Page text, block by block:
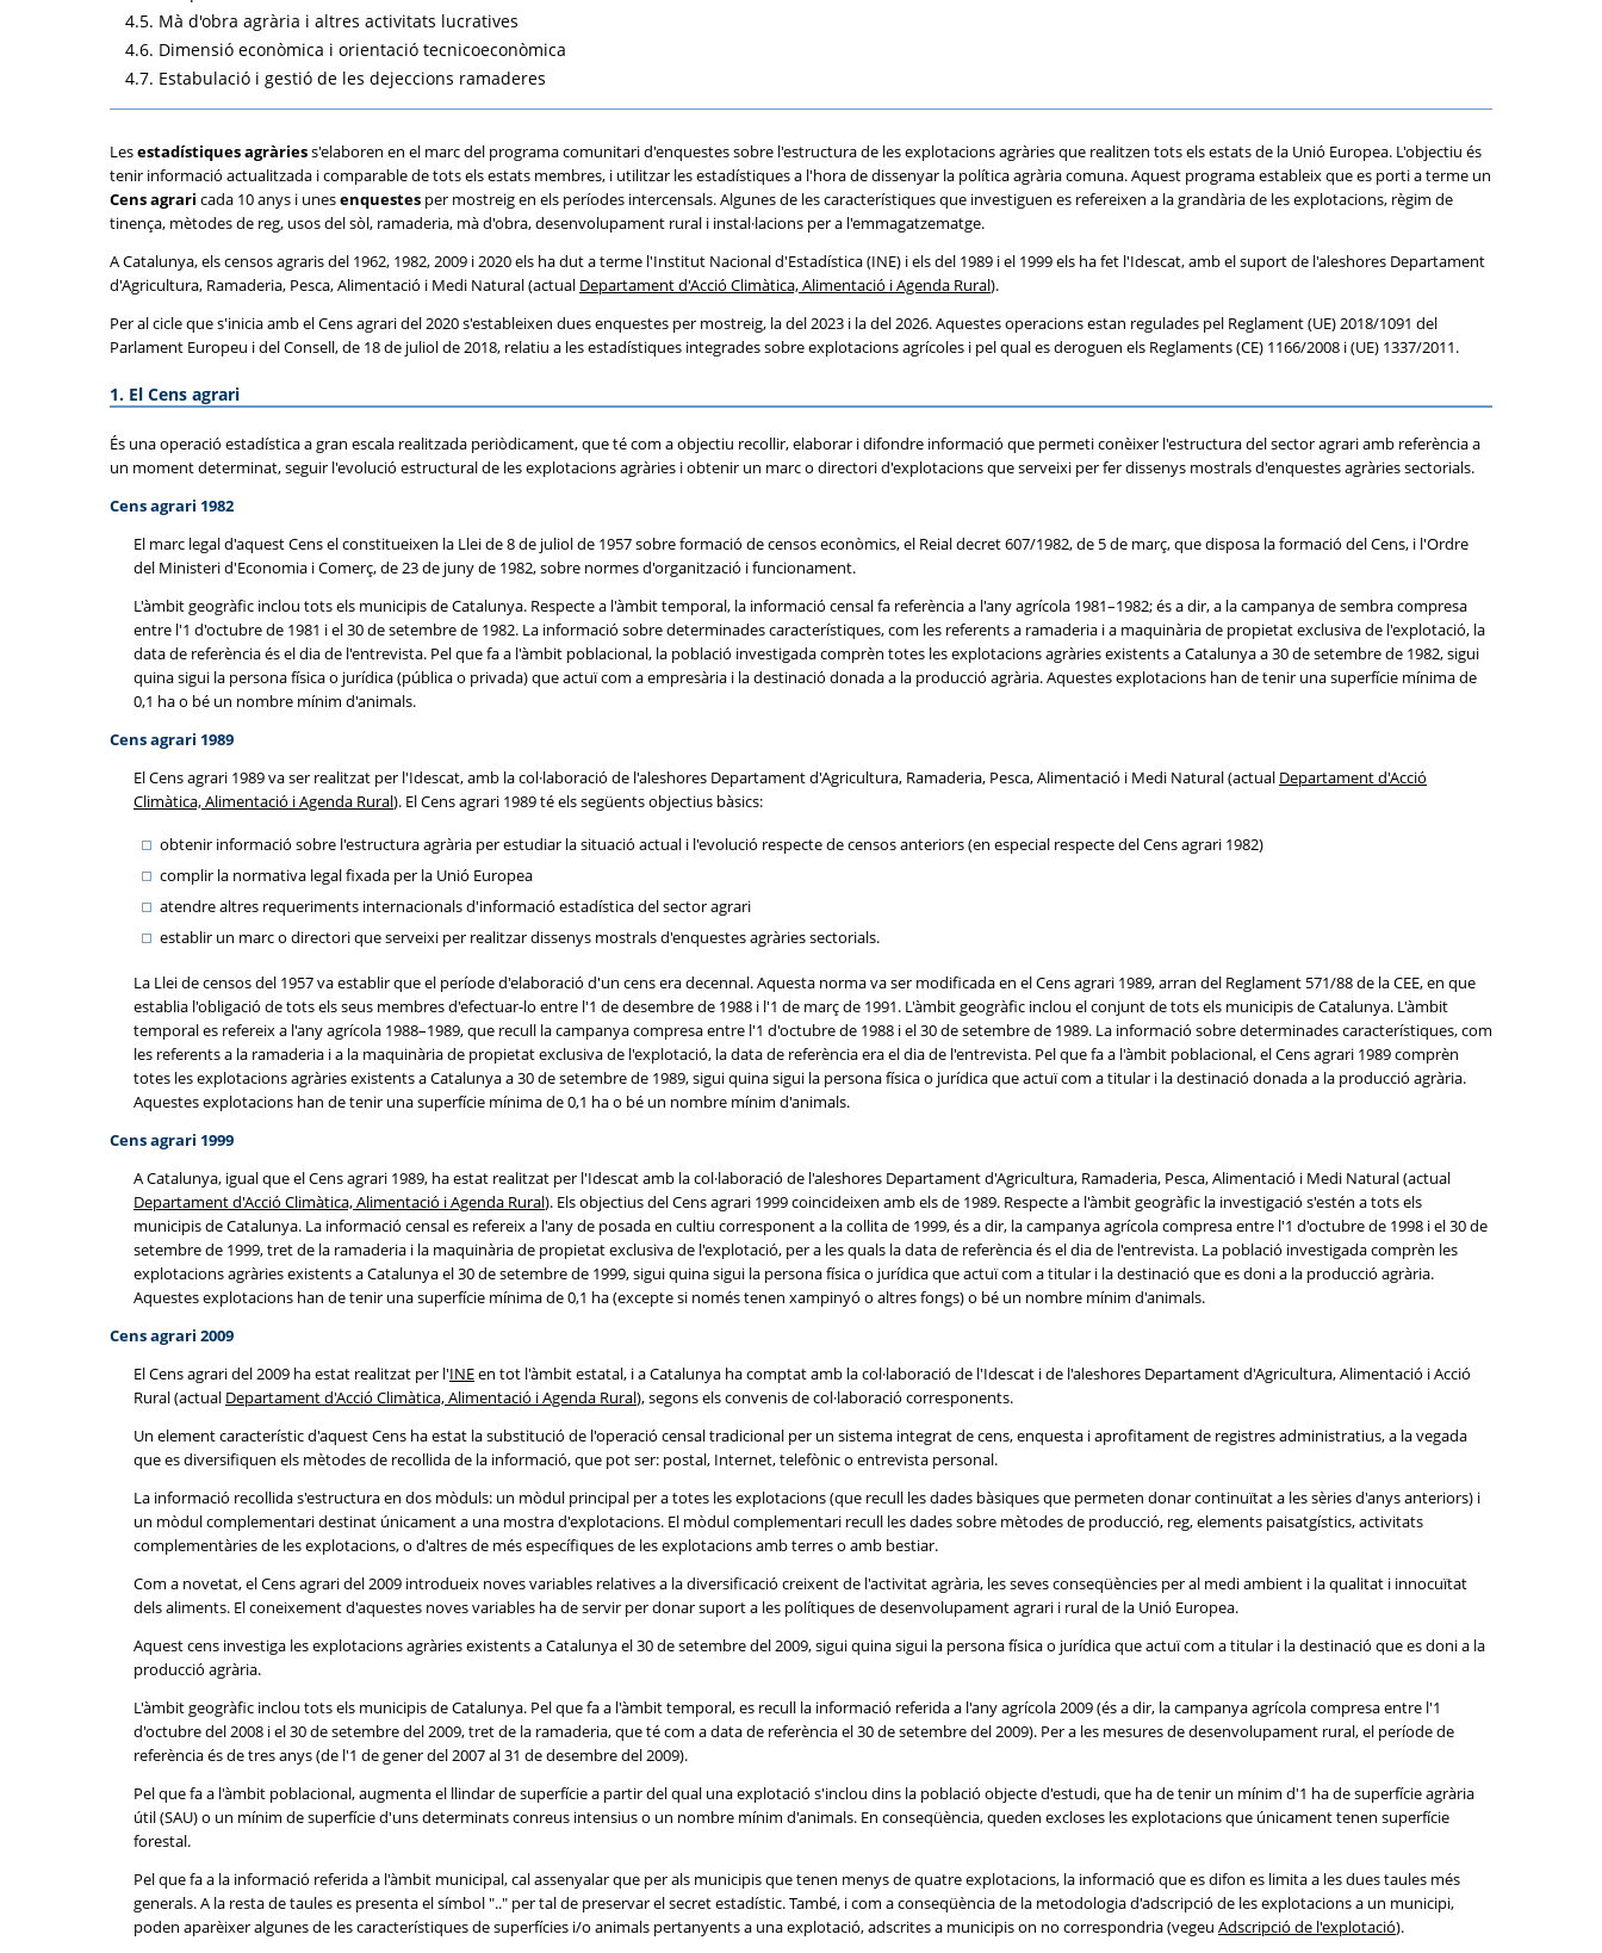
4.5. Mà d'obra agrària i altres activitats lucratives
4.6. Dimensió econòmica i orientació tecnicoeconòmica
4.7. Estabulació i gestió de les dejeccions ramaderes
Lesestadístiques agràriess'elaboren en el marc del programa comunitari d'enquestes sobre l'estructura de les explotacions agràries que realitzen tots els estats de la Unió Europea. L'objectiu és
tenir informació actualitzada i comparable de tots els estats membres, i utilitzar les estadístiques a l'hora de dissenyar la política agrària comuna. Aquest programa estableix que es porti a terme un
Cens agrari cada 10 anys i unesenquestes per mostreig en els períodes intercensals. Algunes de les característiques que investiguen es refereixen a la grandària de les explotacions, règim de
tinença, mètodes de reg, usos del sòl, ramaderia, mà d'obra, desenvolupament rural i instal·lacions per a l'emmagatzematge.
A Catalunya, els censos agraris del 1962, 1982, 2009 i 2020 els ha dut a terme l'Institut Nacional d'Estadística (INE) i els del 1989 i el 1999 els ha fet l'Idescat, amb el suport de l'aleshores Departament
d'Agricultura, Ramaderia, Pesca, Alimentació i Medi Natural (actual Departament d'Acció Climàtica, Alimentació i Agenda Rural).
Per al cicle que s'inicia amb el Cens agrari del 2020 s'estableixen dues enquestes per mostreig, la del 2023 i la del 2026. Aquestes operacions estan regulades pel Reglament (UE) 2018/1091 del
Parlament Europeu i del Consell, de 18 de juliol de 2018, relatiu a les estadístiques integrades sobre explotacions agrícoles i pel qual es deroguen els Reglaments (CE) 1166/2008 i (UE) 1337/2011.
1. El Cens agrari
És una operació estadística a gran escala realitzada periòdicament, que té com a objectiu recollir, elaborar i difondre informació que permeti conèixer l'estructura del sector agrari amb referència a
un moment determinat, seguir l'evolució estructural de les explotacions agràries i obtenir un marc o directori d'explotacions que serveixi per fer dissenys mostrals d'enquestes agràries sectorials.
Cens agrari 1982
El marc legal d'aquest Cens el constitueixen la Llei de 8 de juliol de 1957 sobre formació de censos econòmics, el Reial decret 607/1982, de 5 de març, que disposa la formació del Cens, i l'Ordre
del Ministeri d'Economia i Comerç, de 23 de juny de 1982, sobre normes d'organització i funcionament.
L'àmbit geogràfic inclou tots els municipis de Catalunya. Respecte a l'àmbit temporal, la informació censal fa referència a l'any agrícola 1981–1982; és a dir, a la campanya de sembra compresa
entre l'1 d'octubre de 1981 i el 30 de setembre de 1982. La informació sobre determinades característiques, com les referents a ramaderia i a maquinària de propietat exclusiva de l'explotació, la
data de referència és el dia de l'entrevista. Pel que fa a l'àmbit poblacional, la població investigada comprèn totes les explotacions agràries existents a Catalunya a 30 de setembre de 1982, sigui
quina sigui la persona física o jurídica (pública o privada) que actuï com a empresària i la destinació donada a la producció agrària. Aquestes explotacions han de tenir una superfície mínima de
0,1 ha o bé un nombre mínim d'animals.
Cens agrari 1989
El Cens agrari 1989 va ser realitzat per l'Idescat, amb la col·laboració de l'aleshores Departament d'Agricultura, Ramaderia, Pesca, Alimentació i Medi Natural (actual Departament d'Acció
Climàtica, Alimentació i Agenda Rural). El Cens agrari 1989 té els següents objectius bàsics:
obtenir informació sobre l'estructura agrària per estudiar la situació actual i l'evolució respecte de censos anteriors (en especial respecte del Cens agrari 1982)
complir la normativa legal fixada per la Unió Europea
atendre altres requeriments internacionals d'informació estadística del sector agrari
establir un marc o directori que serveixi per realitzar dissenys mostrals d'enquestes agràries sectorials.
La Llei de censos del 1957 va establir que el període d'elaboració d'un cens era decennal. Aquesta norma va ser modificada en el Cens agrari 1989, arran del Reglament 571/88 de la CEE, en que
establia l'obligació de tots els seus membres d'efectuar-lo entre l'1 de desembre de 1988 i l'1 de març de 1991. L'àmbit geogràfic inclou el conjunt de tots els municipis de Catalunya. L'àmbit
temporal es refereix a l'any agrícola 1988–1989, que recull la campanya compresa entre l'1 d'octubre de 1988 i el 30 de setembre de 1989. La informació sobre determinades característiques, com
les referents a la ramaderia i a la maquinària de propietat exclusiva de l'explotació, la data de referència era el dia de l'entrevista. Pel que fa a l'àmbit poblacional, el Cens agrari 1989 comprèn
totes les explotacions agràries existents a Catalunya a 30 de setembre de 1989, sigui quina sigui la persona física o jurídica que actuï com a titular i la destinació donada a la producció agrària.
Aquestes explotacions han de tenir una superfície mínima de 0,1 ha o bé un nombre mínim d'animals.
Cens agrari 1999
A Catalunya, igual que el Cens agrari 1989, ha estat realitzat per l'Idescat amb la col·laboració de l'aleshores Departament d'Agricultura, Ramaderia, Pesca, Alimentació i Medi Natural (actual
Departament d'Acció Climàtica, Alimentació i Agenda Rural). Els objectius del Cens agrari 1999 coincideixen amb els de 1989. Respecte a l'àmbit geogràfic la investigació s'estén a tots els
municipis de Catalunya. La informació censal es refereix a l'any de posada en cultiu corresponent a la collita de 1999, és a dir, la campanya agrícola compresa entre l'1 d'octubre de 1998 i el 30 de
setembre de 1999, tret de la ramaderia i la maquinària de propietat exclusiva de l'explotació, per a les quals la data de referència és el dia de l'entrevista. La població investigada comprèn les
explotacions agràries existents a Catalunya el 30 de setembre de 1999, sigui quina sigui la persona física o jurídica que actuï com a titular i la destinació que es doni a la producció agrària.
Aquestes explotacions han de tenir una superfície mínima de 0,1 ha (excepte si només tenen xampinyó o altres fongs) o bé un nombre mínim d'animals.
Cens agrari 2009
El Cens agrari del 2009 ha estat realitzat per l'INEen tot l'àmbit estatal, i a Catalunya ha comptat amb la col·laboració de l'Idescat i de l'aleshores Departament d'Agricultura, Alimentació i Acció
Rural (actual Departament d'Acció Climàtica, Alimentació i Agenda Rural), segons els convenis de col·laboració corresponents.
Un element característic d'aquest Cens ha estat la substitució de l'operació censal tradicional per un sistema integrat de cens, enquesta i aprofitament de registres administratius, a la vegada
que es diversifiquen els mètodes de recollida de la informació, que pot ser: postal, Internet, telefònic o entrevista personal.
La informació recollida s'estructura en dos mòduls: un mòdul principal per a totes les explotacions (que recull les dades bàsiques que permeten donar continuïtat a les sèries d'anys anteriors) i
un mòdul complementari destinat únicament a una mostra d'explotacions. El mòdul complementari recull les dades sobre mètodes de producció, reg, elements paisatgístics, activitats
complementàries de les explotacions, o d'altres de més específiques de les explotacions amb terres o amb bestiar.
Com a novetat, el Cens agrari del 2009 introdueix noves variables relatives a la diversificació creixent de l'activitat agrària, les seves conseqüències per al medi ambient i la qualitat i innocuïtat
dels aliments. El coneixement d'aquestes noves variables ha de servir per donar suport a les polítiques de desenvolupament agrari i rural de la Unió Europea.
Aquest cens investiga les explotacions agràries existents a Catalunya el 30 de setembre del 2009, sigui quina sigui la persona física o jurídica que actuï com a titular i la destinació que es doni a la
producció agrària.
L'àmbit geogràfic inclou tots els municipis de Catalunya. Pel que fa a l'àmbit temporal, es recull la informació referida a l'any agrícola 2009 (és a dir, la campanya agrícola compresa entre l'1
d'octubre del 2008 i el 30 de setembre del 2009, tret de la ramaderia, que té com a data de referència el 30 de setembre del 2009). Per a les mesures de desenvolupament rural, el període de
referència és de tres anys (de l'1 de gener del 2007 al 31 de desembre del 2009).
Pel que fa a l'àmbit poblacional, augmenta el llindar de superfície a partir del qual una explotació s'inclou dins la població objecte d'estudi, que ha de tenir un mínim d'1 ha de superfície agrària
útil (SAU) o un mínim de superfície d'uns determinats conreus intensius o un nombre mínim d'animals. En conseqüència, queden excloses les explotacions que únicament tenen superfície
forestal.
Pel que fa a la informació referida a l'àmbit municipal, cal assenyalar que per als municipis que tenen menys de quatre explotacions, la informació que es difon es limita a les dues taules més
generals. A la resta de taules es presenta el símbol ".." per tal de preservar el secret estadístic. També, i com a conseqüència de la metodologia d'adscripció de les explotacions a un municipi,
poden aparèixer algunes de les característiques de superfícies i/o animals pertanyents a una explotació, adscrites a municipis on no correspondria (vegeu Adscripció de l'explotació).